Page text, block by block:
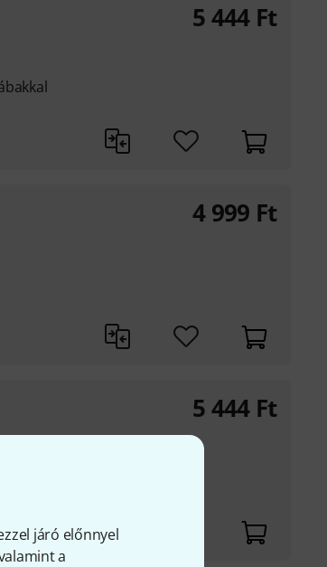
járó előnnyel
a
5 444 Ft
4 999 Ft
5 444 Ft